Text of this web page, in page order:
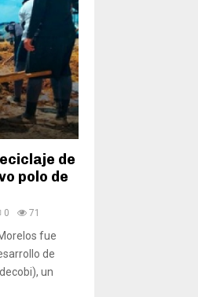
de
polo de
0 71
fue
de
un